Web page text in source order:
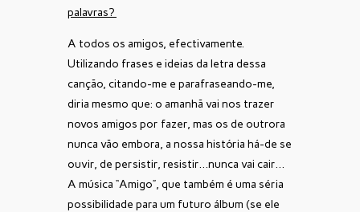
palavras?
A todos os amigos, efectivamente.
Utilizando frases e ideias da letra dessa
canção, citando-me e parafraseando-me,
diria mesmo que: o amanhã vai nos trazer
novos amigos por fazer, mas os de outrora
nunca vão embora, a nossa história há-de se
ouvir, de persistir, resistir…nunca vai cair…
A música “Amigo”, que também é uma séria
possibilidade para um futuro álbum (se ele